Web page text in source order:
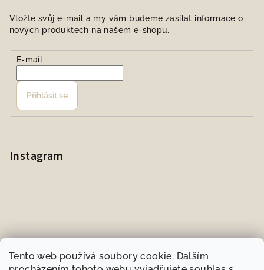
Tento web používá soubory cookie. Dalším
Vložte svůj e-mail a my vám budeme zasílat informace o
nových produktech na našem e-shopu.
E-mail
Přihlásit se
Instagram